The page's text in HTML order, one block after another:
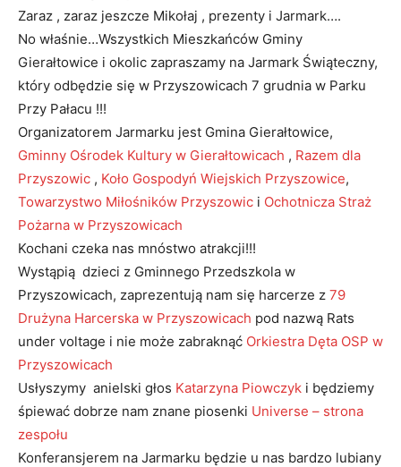
Zaraz , zaraz jeszcze Mikołaj , prezenty i Jarmark….
No właśnie…Wszystkich Mieszkańców Gminy
Gierałtowice i okolic zapraszamy na Jarmark Świąteczny,
który odbędzie się w Przyszowicach 7 grudnia w Parku
Przy Pałacu !!!
Organizatorem Jarmarku jest Gmina Gierałtowice,
Gminny Ośrodek Kultury w Gierałtowicach , Razem dla
Przyszowic , Koło Gospodyń Wiejskich Przyszowice,
Towarzystwo Miłośników Przyszowic i Ochotnicza Straż
Pożarna w Przyszowicach
Kochani czeka nas mnóstwo atrakcji!!!
Wystąpią dzieci z Gminnego Przedszkola w
Przyszowicach, zaprezentują nam się harcerze z 79
Drużyna Harcerska w Przyszowicach pod nazwą Rats
under voltage i nie może zabraknąć Orkiestra Dęta OSP w
Przyszowicach
Usłyszymy anielski głos Katarzyna Piowczyk i będziemy
śpiewać dobrze nam znane piosenki Universe – strona
zespołu
Konferansjerem na Jarmarku będzie u nas bardzo lubiany